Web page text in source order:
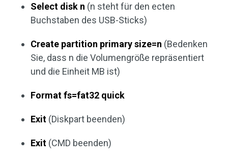
Select disk n (n steht für den ecten
Buchstaben des USB-Sticks)
Create partition primary size=n (Bedenken
Sie, dass n die Volumengröße repräsentiert
und die Einheit MB ist)
Format fs=fat32 quick
Exit (Diskpart beenden)
Exit (CMD beenden)